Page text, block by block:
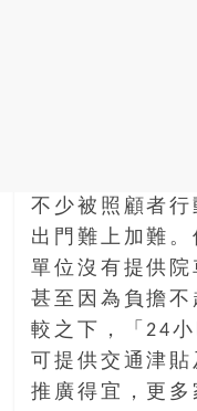
不少被照顧者
出門難上加難
單位沒有提供
甚至因為負擔
較之下，「24
可提供交通津
推廣得宜，更多